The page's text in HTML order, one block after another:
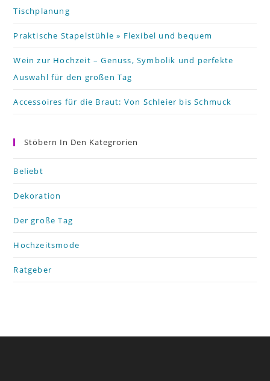
Tischplanung
Praktische Stapelstühle » Flexibel und bequem
Wein zur Hochzeit – Genuss, Symbolik und perfekte
Auswahl für den großen Tag
Accessoires für die Braut: Von Schleier bis Schmuck
Stöbern In Den Kategrorien
Beliebt
Dekoration
Der große Tag
Hochzeitsmode
Ratgeber